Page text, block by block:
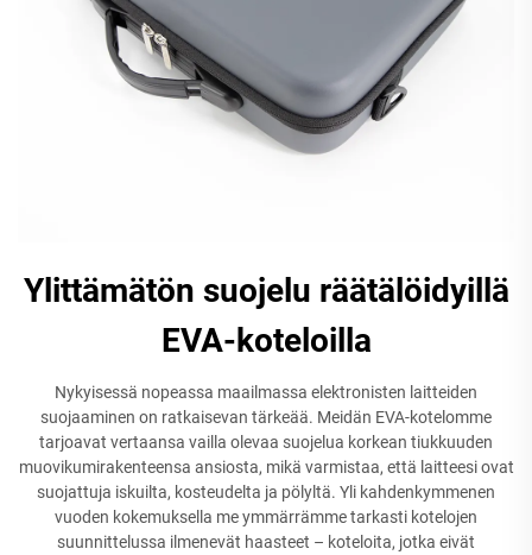
Ylittämätön suojelu räätälöidyillä
EVA-koteloilla
Nykyisessä nopeassa maailmassa elektronisten laitteiden
suojaaminen on ratkaisevan tärkeää. Meidän EVA-kotelomme
tarjoavat vertaansa vailla olevaa suojelua korkean tiukkuuden
muovikumirakenteensa ansiosta, mikä varmistaa, että laitteesi ovat
suojattuja iskuilta, kosteudelta ja pölyltä. Yli kahdenkymmenen
vuoden kokemuksella me ymmärrämme tarkasti kotelojen
suunnittelussa ilmenevät haasteet – koteloita, jotka eivät